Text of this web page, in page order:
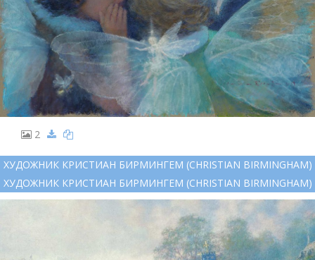
2
ХУДОЖНИК КРИСТИАН БИРМИНГЕМ (CHRISTIAN BIRMINGHAM)
ХУДОЖНИК КРИСТИАН БИРМИНГЕМ (CHRISTIAN BIRMINGHAM)